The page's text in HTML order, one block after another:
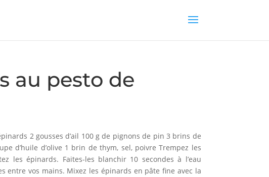
au pesto de
2 gousses d’ail 100 g de pignons de pin 3 brins de
d’huile d’olive 1 brin de thym, sel, poivre Trempez les
les épinards. Faites-les blanchir 10 secondes à l’eau
entre vos mains. Mixez les épinards en pâte fine avec la